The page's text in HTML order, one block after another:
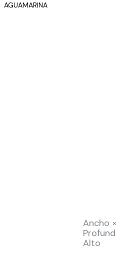
AGUAMARINA
Ancho
Alto